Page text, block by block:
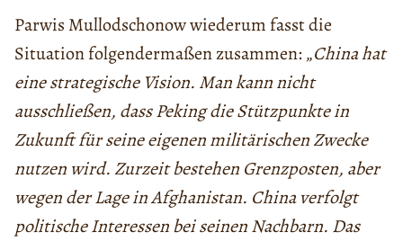
Parwis Mullodschonow wiederum fasst die
Situation folgendermaßen zusammen: „China hat
eine strategische Vision. Man kann nicht
ausschließen, dass Peking die Stützpunkte in
Zukunft für seine eigenen militärischen Zwecke
nutzen wird. Zurzeit bestehen Grenzposten, aber
wegen der Lage in Afghanistan. China verfolgt
politische Interessen bei seinen Nachbarn. Das